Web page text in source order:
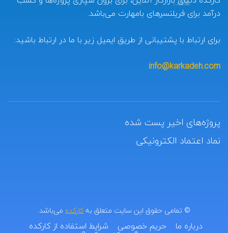
درآمد برای فریلنسرهای بامهارت می‌باشد.
برای ارتباط با پشتیبانی از طریق ایمیل زیر با ما در ارتباط باشید:
info@karkadeh.com
پروژه‌های اخیر پست شده
نماد اعتماد الکترونیکی
© تمامی حقوق این سایت متعلق بهکارکده می‌باشد.
درباره ما حریم خصوصی شرایط استفاده از کارکده